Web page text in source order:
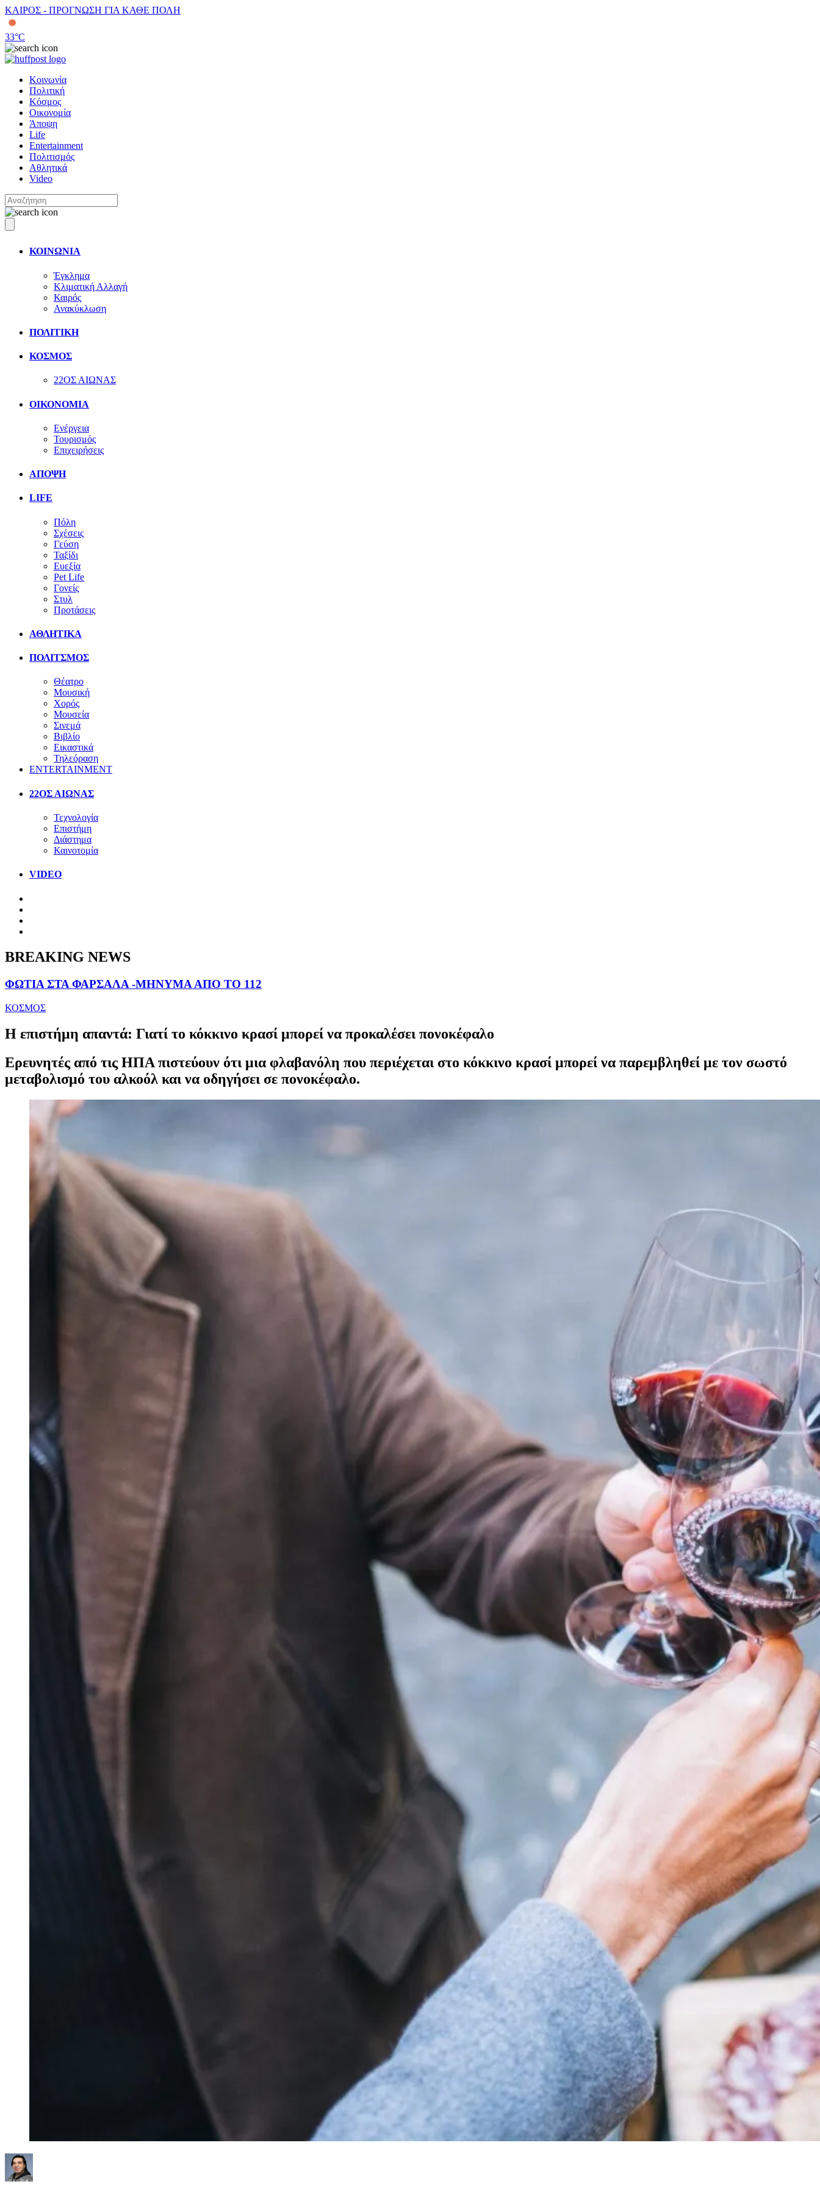
ΚΑΙΡΟΣ - ΠΡΟΓΝΩΣΗ ΓΙΑ ΚΑΘΕ ΠΟΛΗ
33°C
Κοινωνία
Πολιτική
Κόσμος
Οικονομία
Άποψη
Life
Entertainment
Πολιτισμός
Αθλητικά
Video
ΚΟΙΝΩΝΙΑ
Έγκλημα
Κλιματική Αλλαγή
Καιρός
Ανακύκλωση
ΠΟΛΙΤΙΚΗ
ΚΟΣΜΟΣ
22ΟΣ ΑΙΩΝΑΣ
ΟΙΚΟΝΟΜΙΑ
Ενέργεια
Τουρισμός
Επιχειρήσεις
ΑΠΟΨΗ
LIFE
Πόλη
Σχέσεις
Γεύση
Ταξίδι
Ευεξία
Pet Life
Γονείς
Στυλ
Προτάσεις
ΑΘΛΗΤΙΚΑ
ΠΟΛΙΤΣΜΟΣ
Θέατρο
Μουσική
Χορός
Μουσεία
Σινεμά
Βιβλίο
Εικαστικά
Τηλεόραση
ENTERTAINMENT
22ΟΣ ΑΙΩΝΑΣ
Τεχνολογία
Επιστήμη
Διάστημα
Καινοτομία
VIDEO
BREAKING NEWS
ΦΩΤΙΑ ΣΤΑ ΦΑΡΣΑΛΑ -ΜΗΝΥΜΑ ΑΠΟ ΤΟ 112
ΚΟΣΜΟΣ
Η επιστήμη απαντά: Γιατί το κόκκινο κρασί μπορεί να προκαλέσει πονοκέφαλο
Ερευνητές από τις ΗΠΑ πιστεύουν ότι μια φλαβανόλη που περιέχεται στο κόκκινο κρασί μπορεί να παρεμβληθεί με τον σωστό
μεταβολισμό του αλκοόλ και να οδηγήσει σε πονοκέφαλο.